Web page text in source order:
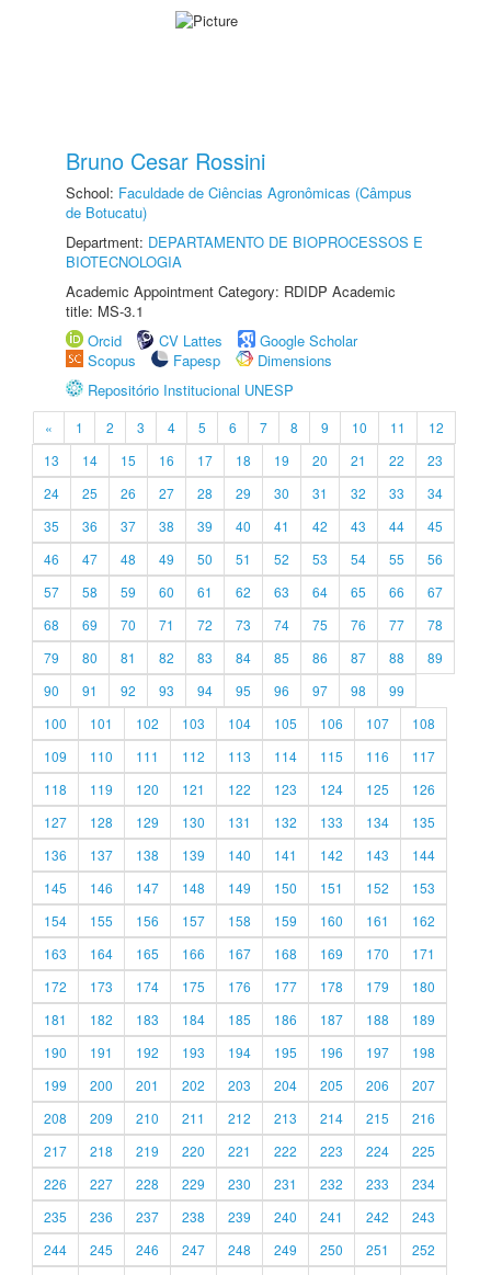
Bruno Cesar Rossini
School: Faculdade de Ciências Agronômicas (Câmpus
de Botucatu)
Department: DEPARTAMENTO DE BIOPROCESSOS E
BIOTECNOLOGIA
Academic Appointment Category: RDIDP Academic
title: MS-3.1
Orcid
CV Lattes
Google Scholar
Scopus
Fapesp
Dimensions
Repositório Institucional UNESP
« 1 2 3 4 5 6 7 8 9 10 11
12
13
14 15 16 17 18 19 20 21 22
23
24
25 26 27 28 29 30 31 32 33
34
35
36 37 38 39 40 41 42 43 44
45
46
47 48 49 50 51 52 53 54 55
56
57
58 59 60 61 62 63 64 65 66
67
68
69 70 71 72 73 74 75 76 77
78
79
80 81 82 83 84 85 86 87 88
89
90
91 92 93 94 95 96 97 98
99
100
101 102 103 104 105 106 107
108
109
110 111 112 113 114 115 116
117
118
119 120 121 122 123 124 125
126
127
128 129 130 131 132 133 134
135
136
137 138 139 140 141 142 143
144
145
146 147 148 149 150 151 152
153
154
155 156 157 158 159 160 161
162
163
164 165 166 167 168 169 170
171
172
173 174 175 176 177 178 179
180
181
182 183 184 185 186 187 188
189
190
191 192 193 194 195 196 197
198
199
200 201 202 203 204 205 206
207
208
209 210 211 212 213 214 215
216
217
218 219 220 221 222 223 224
225
226
227 228 229 230 231 232 233
234
235
236 237 238 239 240 241 242
243
244
245 246 247 248 249 250 251
252